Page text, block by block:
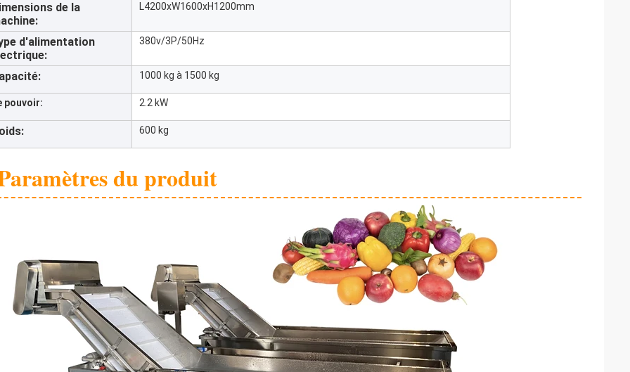
de la
L4200xW1600xH1200mm
d'alimentation
380v/3P/50Hz
1000 kg à 1500 kg
pouvoir: 2.2 kW
600 kg
du produit